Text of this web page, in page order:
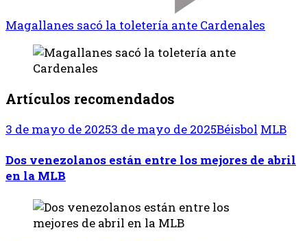
Magallanes sacó la toletería ante Cardenales
Artículos recomendados
3 de mayo de 20253 de mayo de 2025Béisbol MLB
Dos venezolanos están entre los mejores de abril
en la MLB